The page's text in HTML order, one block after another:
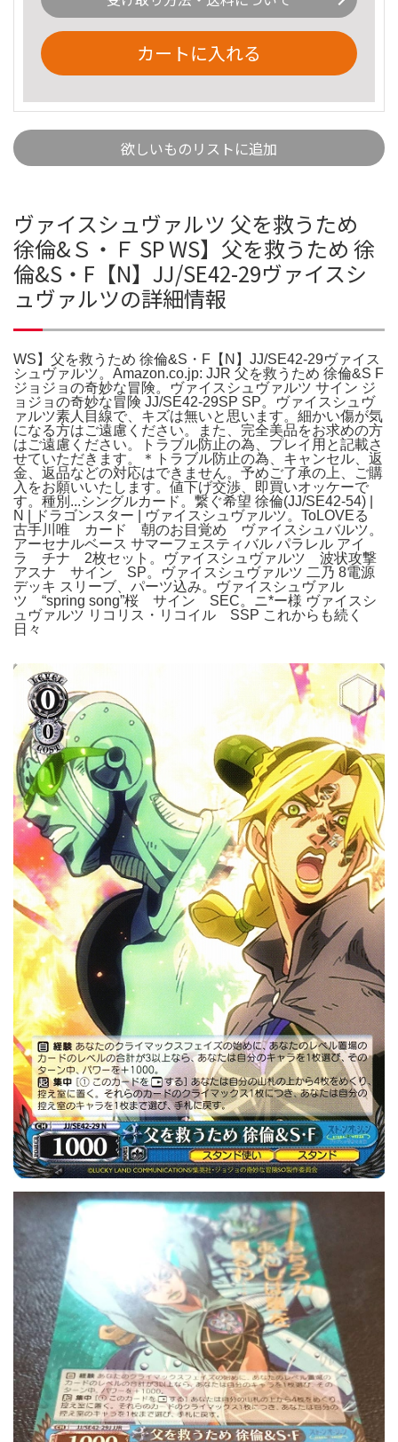
カートに入れる
欲しいものリストに追加
ヴァイスシュヴァルツ 父を救うため
徐倫&Ｓ・Ｆ SP WS】父を救うため 徐
倫&S・F【N】JJ/SE42-29ヴァイスシ
ュヴァルツの詳細情報
WS】父を救うため 徐倫&S・F【N】JJ/SE42-29ヴァイス
シュヴァルツ。Amazon.co.jp: JJR 父を救うため 徐倫&S F
ジョジョの奇妙な冒険。ヴァイスシュヴァルツ サイン ジ
ョジョの奇妙な冒険 JJ/SE42-29SP SP。ヴァイスシュヴ
ァルツ素人目線で、キズは無いと思います。細かい傷が気
になる方はご遠慮ください。また、完全美品をお求めの方
はご遠慮ください。トラブル防止の為、プレイ用と記載さ
せていただきます。＊トラブル防止の為、キャンセル、返
金、返品などの対応はできません。予めご了承の上、ご購
入をお願いいたします。値下げ交渉、即買いオッケーで
す。種別...シングルカード。繋ぐ希望 徐倫(JJ/SE42-54) |
N | ドラゴンスター | ヴァイスシュヴァルツ。ToLOVEる
古手川唯 カード 朝のお目覚め ヴァイスシュバルツ。
アーセナルベース サマーフェスティバル パラレル アイ
ラ チナ 2枚セット。ヴァイスシュヴァルツ 波状攻撃
アスナ サイン SP。ヴァイスシュヴァルツ 二乃 8電源
デッキ スリーブ、パーツ込み。ヴァイスシュヴァル
ツ “spring song”桜 サイン SEC。ニ*ー様 ヴァイスシ
ュヴァルツ リコリス・リコイル SSP これからも続く
日々